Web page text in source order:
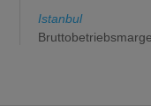
Istanbul